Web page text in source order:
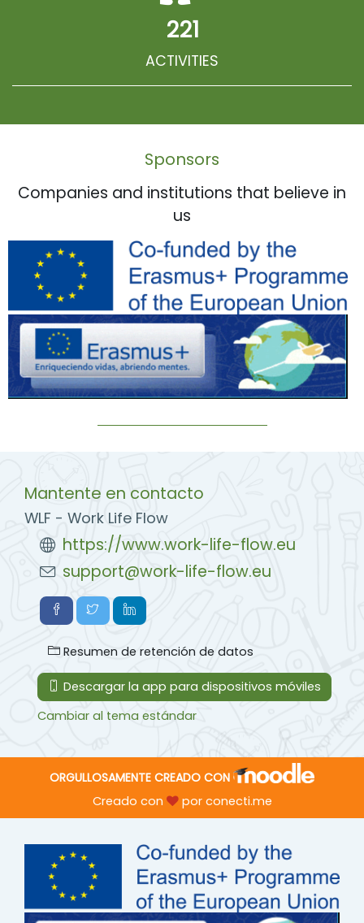
221
ACTIVITIES
Sponsors
Companies and institutions that believe in
us
Mantente en contacto
WLF - Work Life Flow
https://www.work-life-flow.eu
support@work-life-flow.eu
Resumen de retención de datos
Descargar la app para dispositivos móviles
Cambiar al tema estándar
ORGULLOSAMENTE CREADO CON
Creado con
por conecti.me